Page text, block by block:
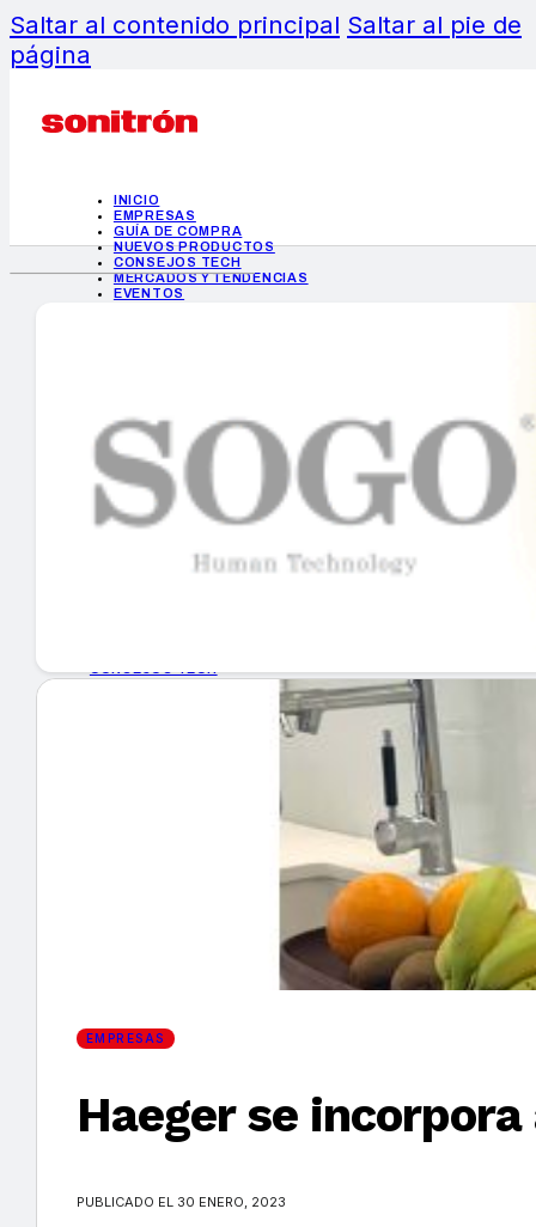
Saltar al contenido principal Saltar al pie de
página
INICIO
EMPRESAS
GUÍA DE COMPRA
NUEVOS PRODUCTOS
CONSEJOS TECH
MERCADOS Y TENDENCIAS
EVENTOS
INICIO
EMPRESAS
GUÍA DE COMPRA
MERCADOS Y TENDENCIAS
Encuentra tu noticia
EMPRESAS
Haeger se
PUBLICADO EL 30 ENERO, 2023